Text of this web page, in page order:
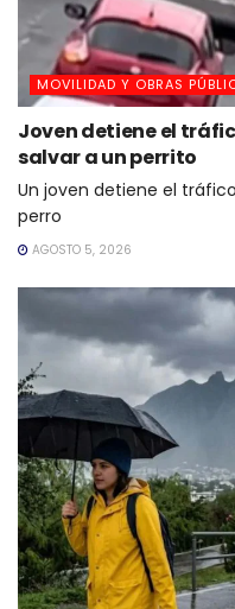
MOVILIDAD Y OBRAS
Joven detiene el
salvar a un perrito
Un joven detiene el
perro
AGOSTO 5, 2026